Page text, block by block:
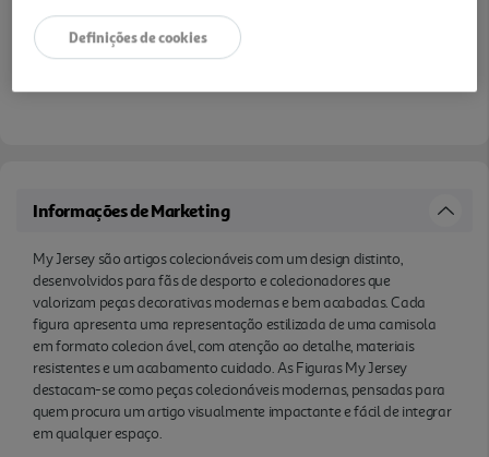
Informações de Marketing
My Jersey são artigos colecionáveis com um design distinto,
desenvolvidos para fãs de desporto e colecionadores que
valorizam peças decorativas modernas e bem acabadas. Cada
figura apresenta uma representação estilizada de uma camisola
em formato colecion ável, com atenção ao detalhe, materiais
resistentes e um acabamento cuidado. As Figuras My Jersey
destacam-se como peças colecionáveis modernas, pensadas para
quem procura um artigo visualmente impactante e fácil de integrar
em qualquer espaço.
Definições de cookies